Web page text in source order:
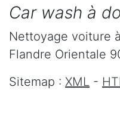
Car wash à
Nettoyage voiture
Flandre Orientale
Sitemap : XML -